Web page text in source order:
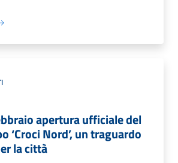
apertura ufficiale del
‘Croci Nord’, un traguardo
la città